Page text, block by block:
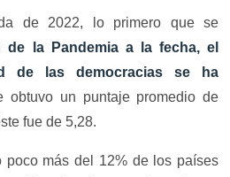
de 2022, lo primero que se
de la Pandemia a la fecha, el
de las democracias se ha
obtuvo un puntaje promedio de
fue de 5,28.
poco más del 12% de los países